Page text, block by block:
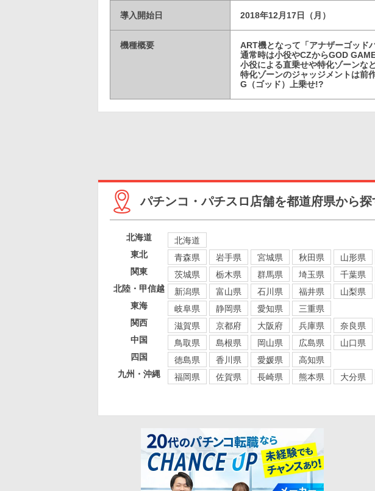
導入開始日 2018年12月17日（月）
機種概要
ART機となって「アナザーゴッド
通常時は小役やCZからGOD
小役による直乗せや特化ゾーンな
特化ゾーンのジャッジメントは前
G（ゴッド）上乗せ!?
パチンコ・パチスロ店舗を都道府県から探
北海道
北海道
東北
青森県 岩手県 宮城県 秋田県 山形県
関東
茨城県 栃木県 群馬県 埼玉県 千葉県
北陸・甲信越
新潟県 富山県 石川県 福井県 山梨県
東海
岐阜県 静岡県 愛知県
三重県
関西
滋賀県 京都府 大阪府 兵庫県 奈良県
中国
鳥取県 島根県 岡山県 広島県
山口県
四国
徳島県 香川県 愛媛県
高知県
九州・沖縄
福岡県 佐賀県 長崎県 熊本県 大分県